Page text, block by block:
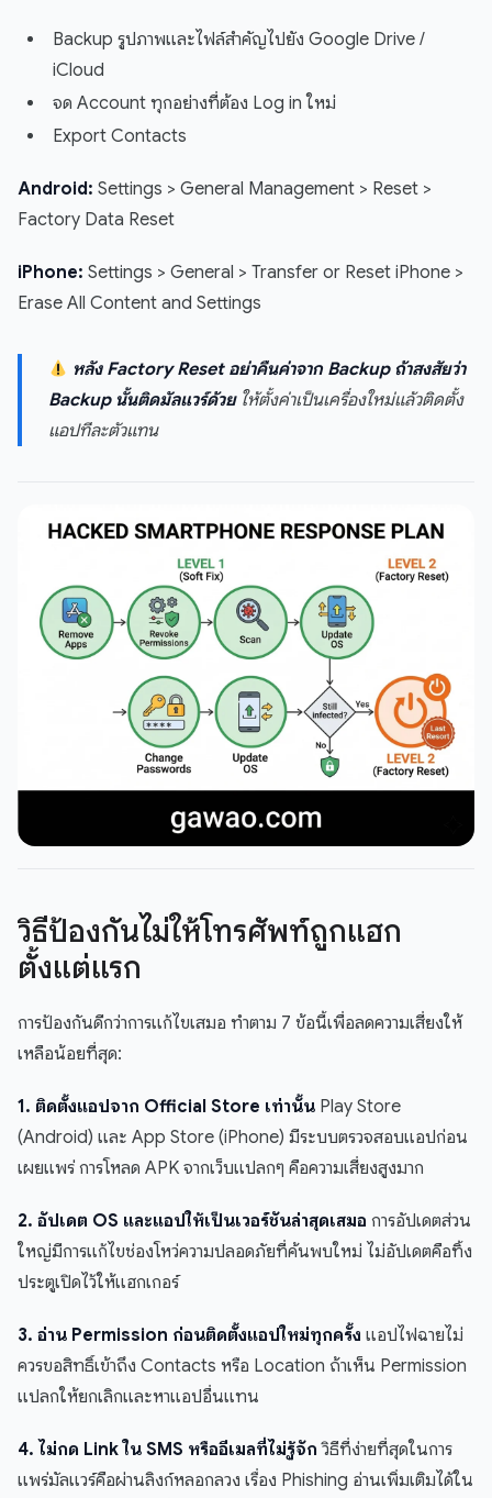
Backup รูปภาพและไฟล์สำคัญไปยัง Google Drive /
iCloud
จด Account ทุกอย่างที่ต้อง Log in ใหม่
Export Contacts
Android: Settings > General Management > Reset >
Factory Data Reset
iPhone: Settings > General > Transfer or Reset iPhone >
Erase All Content and Settings
หลัง Factory Reset อย่าคืนค่าจาก Backup ถ้าสงสัยว่า
Backup นั้นติดมัลแวร์ด้วยให้ตั้งค่าเป็นเครื่องใหม่แล้วติดตั้ง
แอปทีละตัวแทน
วิธีป้องกันไม่ให้โทรศัพท์ถูกแฮก
ตั้งแต่แรก
การป้องกันดีกว่าการแก้ไขเสมอ ทำตาม 7 ข้อนี้เพื่อลดความเสี่ยงให้
เหลือน้อยที่สุด:
1. ติดตั้งแอปจาก Official Store เท่านั้น Play Store
(Android) และ App Store (iPhone) มีระบบตรวจสอบแอปก่อน
เผยแพร่ การโหลด APK จากเว็บแปลกๆ คือความเสี่ยงสูงมาก
2. อัปเดต OS และแอปให้เป็นเวอร์ชันล่าสุดเสมอ การอัปเดตส่วน
ใหญ่มีการแก้ไขช่องโหว่ความปลอดภัยที่ค้นพบใหม่ ไม่อัปเดตคือทิ้ง
ประตูเปิดไว้ให้แฮกเกอร์
3. อ่าน Permission ก่อนติดตั้งแอปใหม่ทุกครั้ง แอปไฟฉายไม่
ควรขอสิทธิ์เข้าถึง Contacts หรือ Location ถ้าเห็น Permission
แปลกให้ยกเลิกและหาแอปอื่นแทน
4. ไม่กด Link ใน SMS หรืออีเมลที่ไม่รู้จัก วิธีที่ง่ายที่สุดในการ
แพร่มัลแวร์คือผ่านลิงก์หลอกลวง เรื่อง Phishing อ่านเพิ่มเติมได้ใน